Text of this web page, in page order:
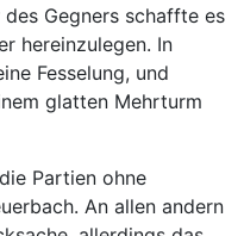
Gegners schaffte es
hereinzulegen. In
Fesselung, und
glatten Mehrturm
Partien ohne
An allen andern